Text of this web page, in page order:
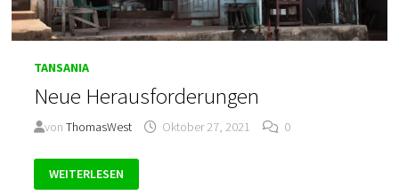
TANSANIA
Neue Herausforderungen
vonThomasWest Oktober 27, 2021 0
HERAUSFORDERUNGEN
WEITERLESEN